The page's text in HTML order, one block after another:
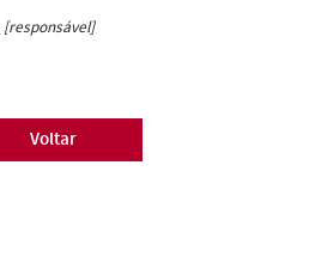
[responsável]
Voltar